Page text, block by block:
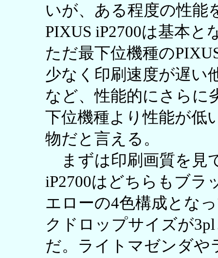
いが、ある程度の性能
PIXUS iP2700は基本
ただ最下位機種の
少なく印刷速度が遅い
など、性能的にさらに
下位機種より性能が低
物だと言える。
まずは印刷画質を見
iP2700はどちらもブラ
エローの4色構成とな
クドロップサイズが
だ。ライトマゼンダや